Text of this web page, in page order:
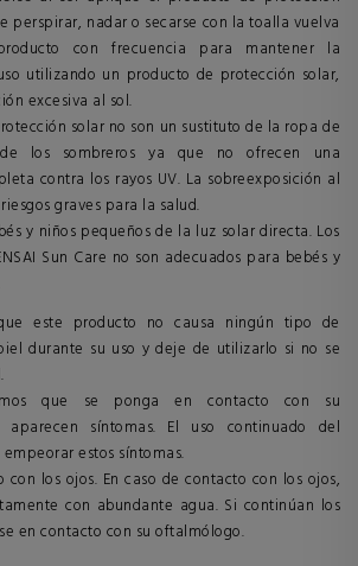
perspirar, nadar o secarse con la toalla vuelva
con frecuencia para mantener la
utilizando un producto de protección solar,
excesiva al sol.
solar no son un sustituto de la ropa de
los sombreros ya que no ofrecen una
contra los rayos UV. La sobreexposición al
graves para la salud.
y niños pequeños de la luz solar directa. Los
Sun Care no son adecuados para bebés y
este producto no causa ningún tipo de
durante su uso y deje de utilizarlo si no se
que se ponga en contacto con su
aparecen síntomas. El uso continuado del
estos síntomas.
con los ojos. En caso de contacto con los ojos,
con abundante agua. Si continúan los
en contacto con su oftalmólogo.